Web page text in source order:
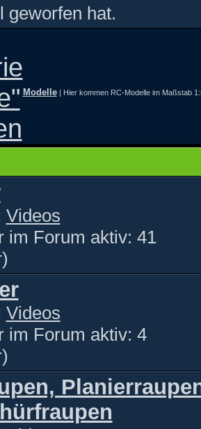
geworfen hat.
Modelle| Hier kommen RC-Modelle im Maßstab
Videos
im Forum aktiv: 41
Videos
im Forum aktiv: 4